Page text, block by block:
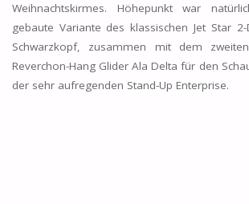
Weihnachtskirmes. Höhepunkt war
gebaute Variante des klassischen Jet Star
Schwarzkopf, zusammen mit dem
Reverchon-Hang Glider Ala Delta für den
der sehr aufregenden Stand-Up Enterprise.